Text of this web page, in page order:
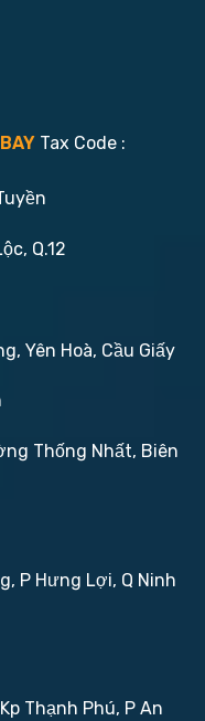
Tax Code :
Q.12
Yên Hoà, Cầu Giấy
Thống Nhất, Biên
P Hưng Lợi, Q Ninh
Thạnh Phú, P An